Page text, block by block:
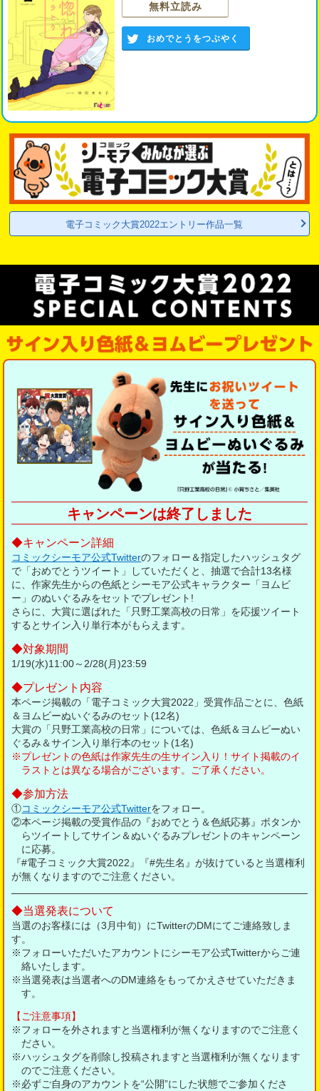
無料立読み
おめでとうをつぶやく
電子コミック大賞2022エントリー作品一覧
キャンペーンは終了しました
キャンペーン詳細
コミックシーモア公式Twitterのフォロー＆指定したハッシュタグ
で「おめでとうツイート」していただくと、抽選で合計13名様
に、作家先生からの色紙とシーモア公式キャラクター「ヨムビ
ー」のぬいぐるみをセットでプレゼント!
さらに、大賞に選ばれた「只野工業高校の日常」を応援ツイート
するとサイン入り単行本がもらえます。
対象期間
1/19(水)11:00～2/28(月)23:59
プレゼント内容
本ページ掲載の「電子コミック大賞2022」受賞作品ごとに、色紙
＆ヨムビーぬいぐるみのセット(12名)
大賞の「只野工業高校の日常」については、色紙＆ヨムビーぬい
ぐるみ＆サイン入り単行本のセット(1名)
※プレゼントの色紙は作家先生の生サイン入り！サイト掲載のイ
ラストとは異なる場合がございます。ご了承ください。
参加方法
①コミックシーモア公式Twitterをフォロー。
②本ページ掲載の受賞作品の『おめでとう＆色紙応募』ボタンか
らツイートしてサイン＆ぬいぐるみプレゼントのキャンペーン
に応募。
『#電子コミック大賞2022』『#先生名』が抜けていると当選権利
が無くなりますのでご注意ください。
当選発表について
当選のお客様には（3月中旬）にTwitterのDMにてご連絡致しま
す。
※フォローいただいたアカウントにシーモア公式Twitterからご連
絡いたします。
※当選発表は当選者へのDM連絡をもってかえさせていただきま
す。
【ご注意事項】
※フォローを外されますと当選権利が無くなりますのでご注意く
ださい。
※ハッシュタグを削除し投稿されますと当選権利が無くなります
のでご注意ください。
※必ずご自身のアカウントを“公開”にした状態でご参加くださ